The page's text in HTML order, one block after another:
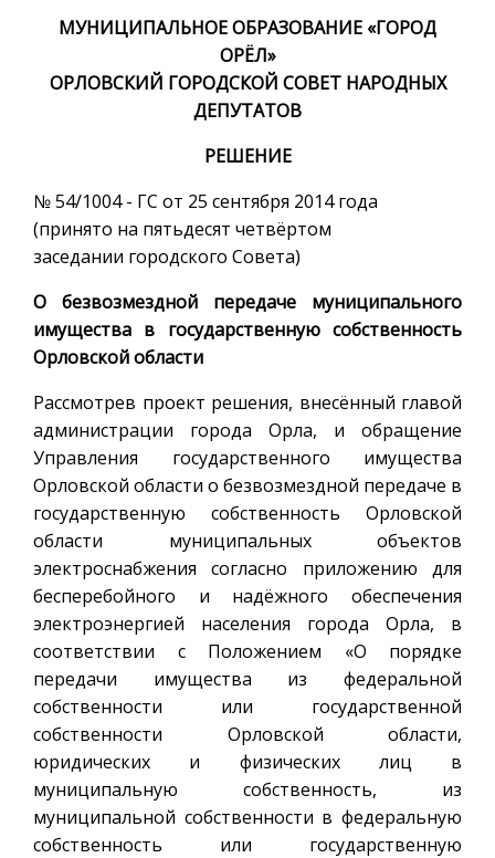
МУНИЦИПАЛЬНОЕ ОБРАЗОВАНИЕ «ГОРОД
ОРЁЛ»
ОРЛОВСКИЙ ГОРОДСКОЙ СОВЕТ НАРОДНЫХ
ДЕПУТАТОВ
РЕШЕНИЕ
№ 54/1004 - ГС от 25 сентября 2014 года
(принято на пятьдесят четвёртом
заседании городского Совета)
О безвозмездной передаче муниципального
имущества в государственную собственность
Орловской области
Рассмотрев проект решения, внесённый главой
администрации города Орла, и обращение
Управления государственного имущества
Орловской области о безвозмездной передаче в
государственную собственность Орловской
области муниципальных объектов
электроснабжения согласно приложению для
бесперебойного и надёжного обеспечения
электроэнергией населения города Орла, в
соответствии с Положением «О порядке
передачи имущества из федеральной
собственности или государственной
собственности Орловской области,
юридических и физических лиц в
муниципальную собственность, из
муниципальной собственности в федеральную
собственность или государственную